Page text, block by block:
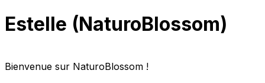
Estelle (NaturoBlossom)
Bienvenue sur NaturoBlossom !